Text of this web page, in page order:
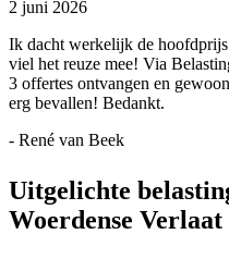
2 juni 2026
Ik dacht werkelijk de
viel het reuze mee! Via
3 offertes ontvangen en
erg bevallen! Bedankt.
- René van Beek
Uitgelichte
Woerdense Verlaat